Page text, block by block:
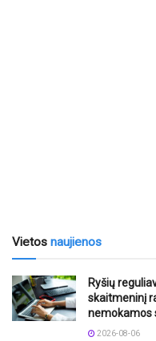
Vietos naujienos
Ryšių
skaitmeninį
nemokamos
2026-08-06